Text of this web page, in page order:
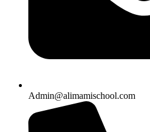
Admin@alimamischool.com